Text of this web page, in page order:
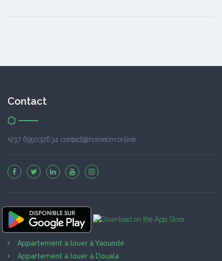
Contact
+237 695032634 contact@homecm.online
Appartement à louer à Yaoundé
Appartement à louer à Douala